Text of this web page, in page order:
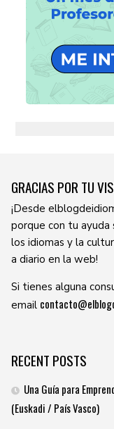
GRACIAS POR TU
¡Desde
porque con tu ayuda
los idiomas y la
a diario en la web!
Si tienes alguna
email
RECENT POSTS
Una Guía para
(Euskadi / País Vasco)